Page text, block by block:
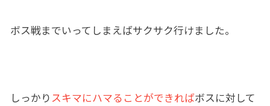
ボス戦までいってしまえばサクサク行けました。
しっかり スキマにハマることができればボスに対して